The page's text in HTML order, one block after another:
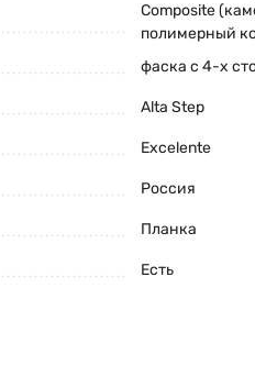
Composite
полимерный
фаска с 4-х
Alta Step
Excelente
Россия
Планка
Есть